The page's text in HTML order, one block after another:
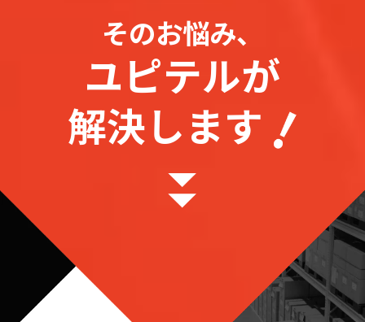
そのお悩み、
ユピテルが
解決します